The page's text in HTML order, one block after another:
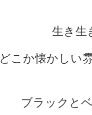
生き生
どこか懐かしい
ブラックと